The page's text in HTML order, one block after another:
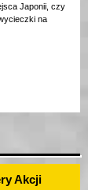
Japonii, czy
na
Akcji